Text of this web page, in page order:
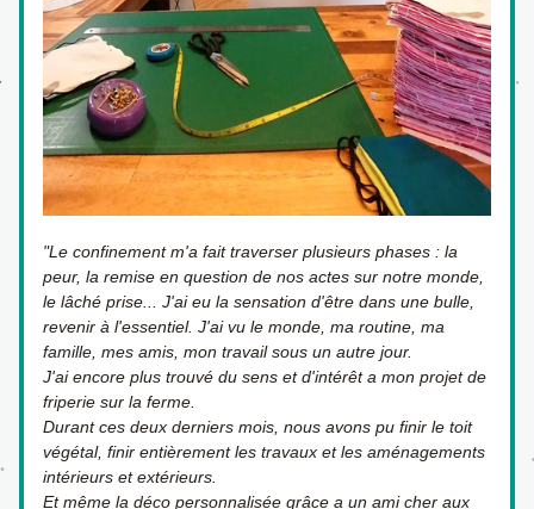
"Le confinement m'a fait traverser plusieurs phases : la
peur, la remise en question de nos actes sur notre monde,
le lâché prise... J'ai eu la sensation d'être dans une bulle,
revenir à l'essentiel. J'ai vu le monde, ma routine, ma
famille, mes amis, mon travail sous un autre jour.
J'ai encore plus trouvé du sens et d'intérêt a mon projet de
friperie sur la ferme.
Durant ces deux derniers mois, nous avons pu finir le toit
végétal, finir entièrement les travaux et les aménagements
intérieurs et extérieurs.
Et même la déco personnalisée grâce a un ami cher aux